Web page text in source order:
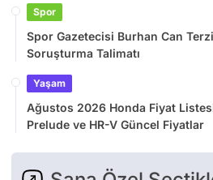
Spor
Spor Gazetecisi Burhan Can
Soruşturma Talimatı
Yaşam
Ağustos 2026 Honda Fiyat
Prelude ve HR-V Güncel Fiyatlar